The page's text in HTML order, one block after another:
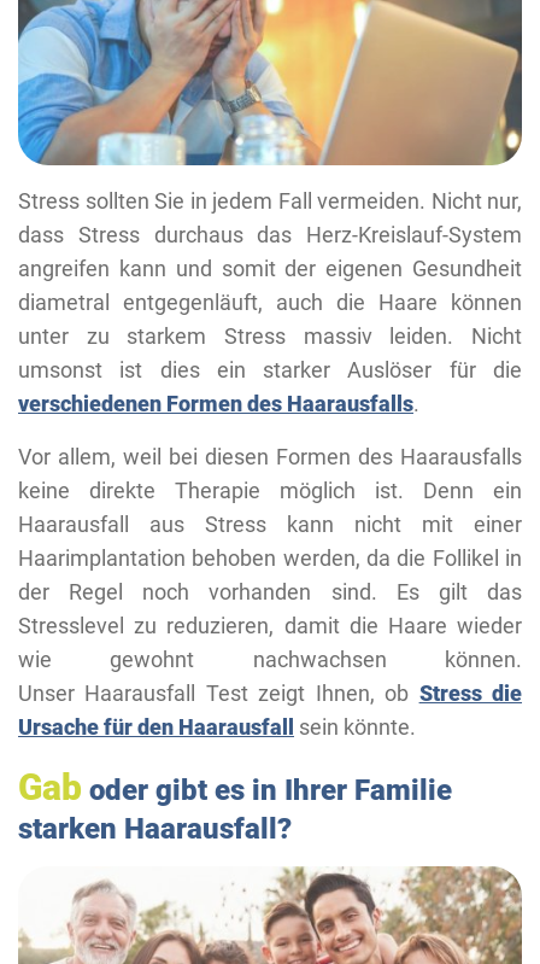
Stress sollten Sie in jedem Fall vermeiden. Nicht nur,
dass Stress durchaus das Herz-Kreislauf-System
angreifen kann und somit der eigenen Gesundheit
diametral entgegenläuft, auch die Haare können
unter zu starkem Stress massiv leiden. Nicht
umsonst ist dies ein starker Auslöser für die
verschiedenen Formen des Haarausfalls.
Vor allem, weil bei diesen Formen des Haarausfalls
keine direkte Therapie möglich ist. Denn ein
Haarausfall aus Stress kann nicht mit einer
Haarimplantation behoben werden, da die Follikel in
der Regel noch vorhanden sind. Es gilt das
Stresslevel zu reduzieren, damit die Haare wieder
wie gewohnt nachwachsen können.
Unser Haarausfall Test zeigt Ihnen, ob Stress die
Ursache für den Haarausfall
sein könnte.
Gab oder gibt es in Ihrer Familie
starken Haarausfall?